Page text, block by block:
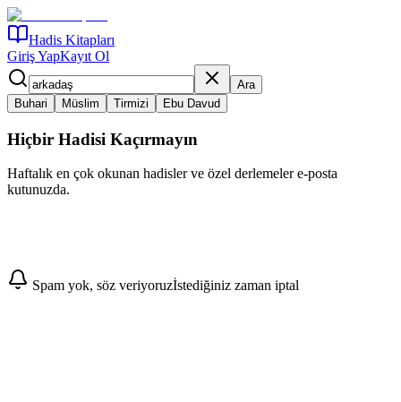
Hadis Kitapları
Giriş YapKayıt Ol
Ara
Buhari
Müslim Tirmizi Ebu Davud
Hiçbir Hadisi Kaçırmayın
Haftalık en çok okunan hadisler ve özel derlemeler e-posta
kutunuzda.
Abone Ol
Spam yok, söz veriyoruzİstediğiniz zaman iptal